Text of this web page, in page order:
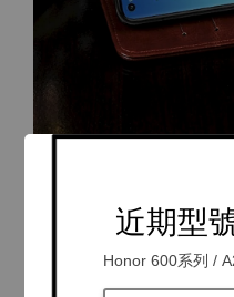
近期型
Honor 600系列 /